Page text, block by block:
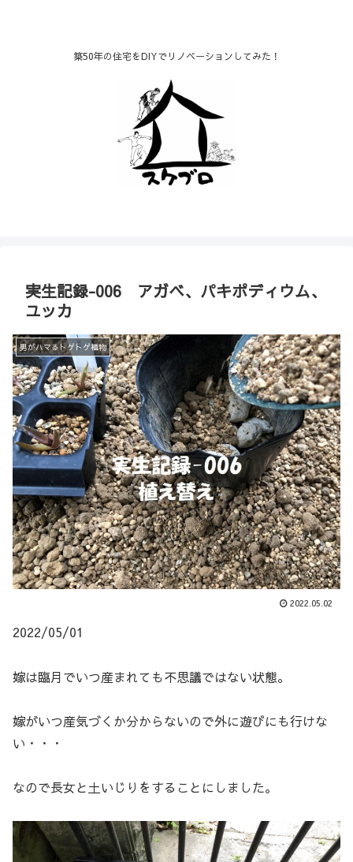
築50年の住宅をDIYでリノベーションしてみた！
実生記録-006 アガベ、パキポディウム、
ユッカ
男がハマるトゲトゲ植物
2022.05.02
2022/05/01
嫁は臨月でいつ産まれても不思議ではない状態。
嫁がいつ産気づくか分からないので外に遊びにも行けな
い・・・
なので長女と土いじりをすることにしました。